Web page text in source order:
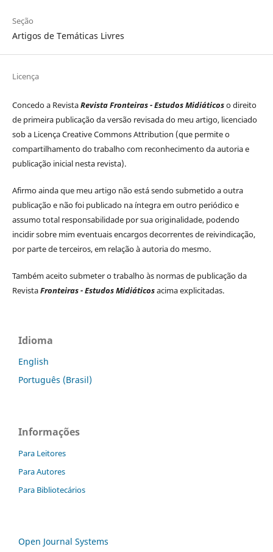
Seção
Artigos de Temáticas Livres
Licença
Concedo a RevistaRevista Fronteiras - Estudos Midiáticoso direito
de primeira publicação da versão revisada do meu artigo, licenciado
sob a Licença Creative Commons Attribution (que permite o
compartilhamento do trabalho com reconhecimento da autoria e
publicação inicial nesta revista).
Afirmo ainda que meu artigo não está sendo submetido a outra
publicação e não foi publicado na íntegra em outro periódico e
assumo total responsabilidade por sua originalidade, podendo
incidir sobre mim eventuais encargos decorrentes de reivindicação,
por parte de terceiros, em relação à autoria do mesmo.
Também aceito submeter o trabalho às normas de publicação da
RevistaFronteiras - Estudos Midiáticosacima explicitadas.
Idioma
English
Português (Brasil)
Informações
Para Leitores
Para Autores
Para Bibliotecários
Open Journal Systems